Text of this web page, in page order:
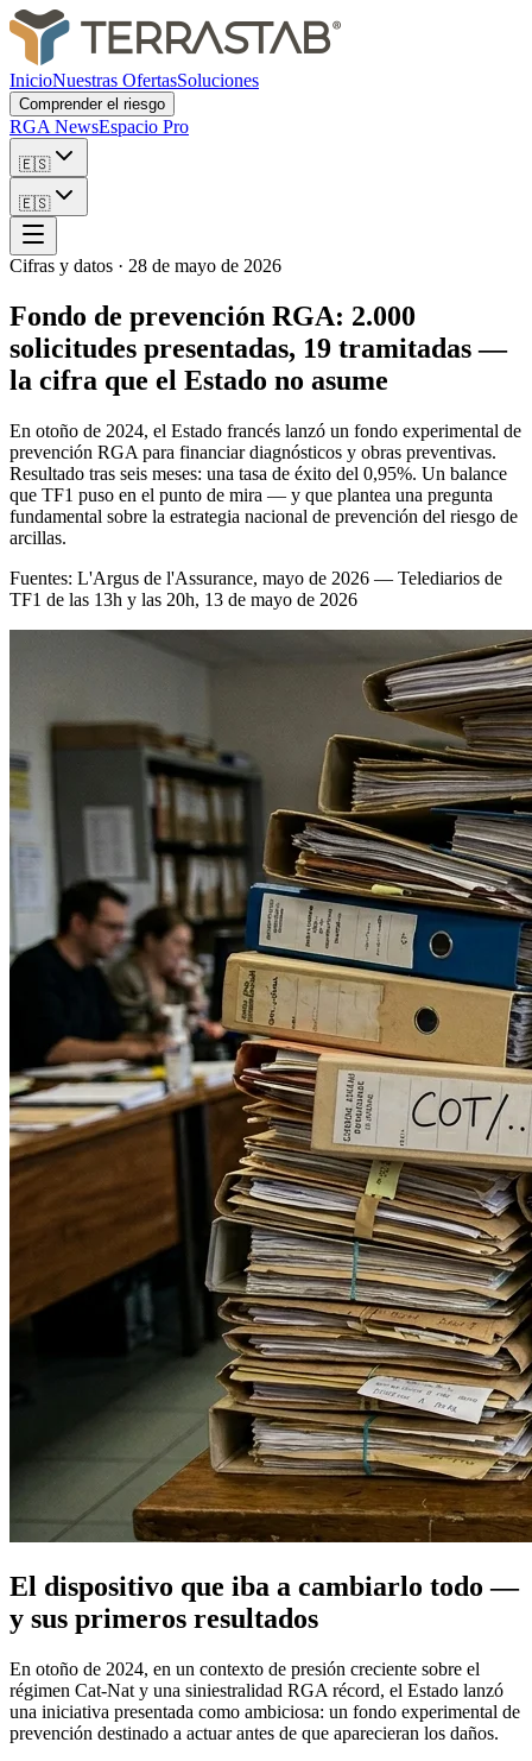
InicioNuestras OfertasSoluciones
Comprender el riesgo
RGA NewsEspacio Pro
🇪🇸
🇪🇸
Cifras y datos · 28 de mayo de 2026
Fondo de prevención RGA: 2.000
solicitudes presentadas, 19 tramitadas —
la cifra que el Estado no asume
En otoño de 2024, el Estado francés lanzó un fondo experimental de
prevención RGA para financiar diagnósticos y obras preventivas.
Resultado tras seis meses: una tasa de éxito del 0,95%. Un balance
que TF1 puso en el punto de mira — y que plantea una pregunta
fundamental sobre la estrategia nacional de prevención del riesgo de
arcillas.
Fuentes: L'Argus de l'Assurance, mayo de 2026 — Telediarios de
TF1 de las 13h y las 20h, 13 de mayo de 2026
El dispositivo que iba a cambiarlo todo —
y sus primeros resultados
En otoño de 2024, en un contexto de presión creciente sobre el
régimen Cat-Nat y una siniestralidad RGA récord, el Estado lanzó
una iniciativa presentada como ambiciosa: un fondo experimental de
prevención destinado a actuar antes de que aparecieran los daños.